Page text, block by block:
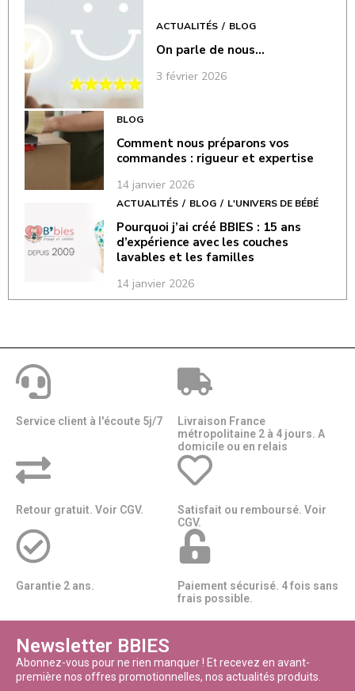
ACTUALITÉS BLOG
On parle de nous…
3 février 2026
BLOG
Comment nous préparons vos
commandes : rigueur et expertise
14 janvier 2026
ACTUALITÉS BLOG L'UNIVERS DE BÉBÉ
Pourquoi j’ai créé BBIES : 15 ans
d’expérience avec les couches
lavables et les familles
14 janvier 2026
Service client à l'écoute 5j/7
Livraison France
métropolitaine 2 à 4 jours. A
domicile ou en relais​​
Retour gratuit. Voir CGV.
Satisfait ou remboursé. Voir
CGV.
Garantie 2 ans.
Paiement sécurisé. 4 fois sans
frais possible.
Newsletter BBIES
Abonnez-vous pour ne rien manquer ! Et recevez en avant-
première nos offres promotionnelles, nos actualités produits.